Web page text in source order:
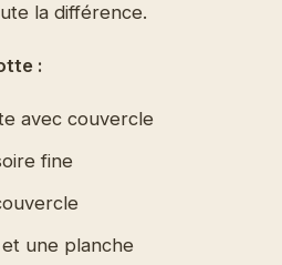
la différence.
:
avec couvercle
fine
une planche